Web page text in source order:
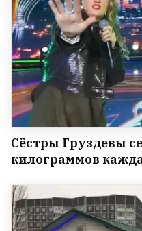
Сёстры Груздевы
килограммов